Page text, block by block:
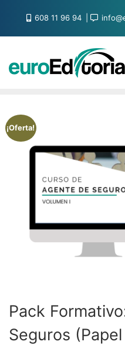
608 11 96 94
¡Oferta!
Pack
Seguros